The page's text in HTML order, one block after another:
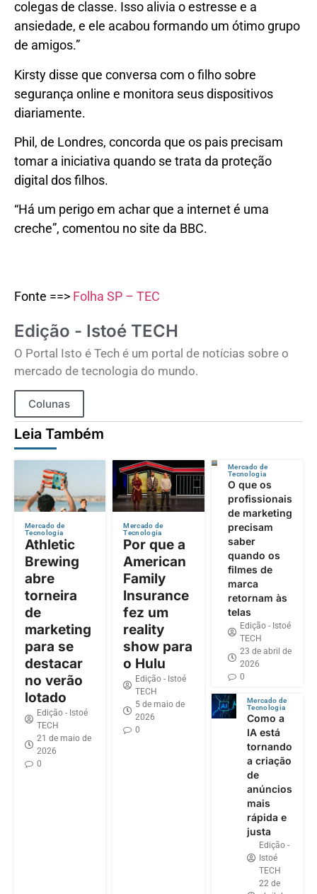
colegas de classe. Isso alivia o estresse e a
ansiedade, e ele acabou formando um ótimo grupo
de amigos.”
Kirsty disse que conversa com o filho sobre
segurança online e monitora seus dispositivos
diariamente.
Phil, de Londres, concorda que os pais precisam
tomar a iniciativa quando se trata da proteção
digital dos filhos.
“Há um perigo em achar que a internet é uma
creche”, comentou no site da BBC.
Fonte ==> Folha SP – TEC
Edição - Istoé TECH
O Portal Isto é Tech é um portal de notícias sobre o
mercado de tecnologia do mundo.
Colunas
Leia Também
Mercado de
Tecnologia
Athletic
Brewing
abre
torneira
de
marketing
para se
destacar
no verão
lotado
Edição - Istoé
TECH
21 de maio de
2026
0
Mercado de
Tecnologia
Por que a
American
Family
Insurance
fez um
reality
show para
o Hulu
Edição - Istoé
TECH
5 de maio de
2026
0
Mercado de
Tecnologia
O que os
profissionais
de marketing
precisam
saber
quando os
filmes de
marca
retornam às
telas
Edição - Istoé
TECH
23 de abril de
2026
0
Mercado de
Tecnologia
Como a
IA está
tornando
a criação
de
anúncios
mais
rápida e
justa
Edição -
Istoé
TECH
22 de